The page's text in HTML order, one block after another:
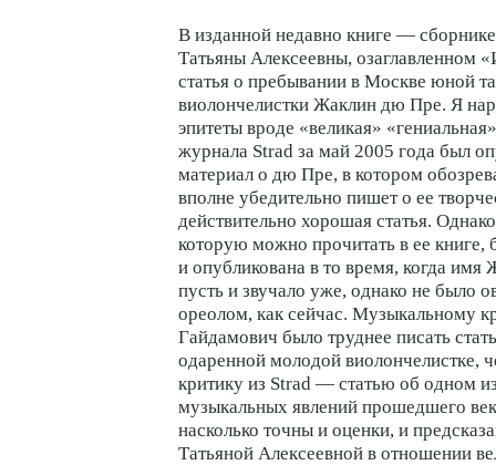
В изданной недавно книге —
Татьяны Алексеевны, озаглавленном
статья о пребывании в Москве юной
виолончелистки Жаклин дю Пре. Я
эпитеты вроде «великая»
журнала Strad за май 2005 года был
материал о дю Пре, в котором
вполне убедительно пишет о ее
действительно хорошая статья.
которую можно прочитать в ее книге,
и опубликована в то время, когда
пусть и звучало уже, однако не было
ореолом, как сейчас. Музыкальному
Гайдамович было труднее писать
одаренной молодой виолончелистке,
критику из Strad — статью об одном
музыкальных явлений прошедшего
насколько точны и оценки, и
Татьяной Алексеевной в отношении